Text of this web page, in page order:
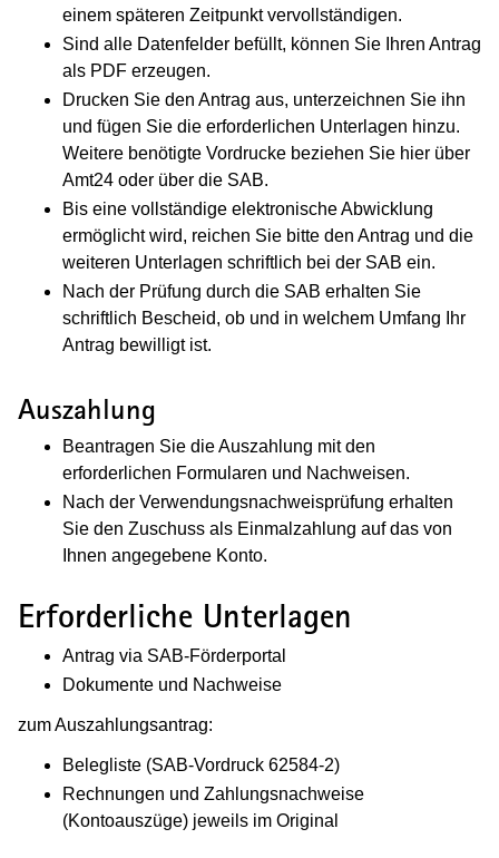
einem späteren Zeitpunkt vervollständigen.
Sind alle Datenfelder befüllt, können Sie Ihren Antrag
als PDF erzeugen.
Drucken Sie den Antrag aus, unterzeichnen Sie ihn
und fügen Sie die erforderlichen Unterlagen hinzu.
Weitere benötigte Vordrucke beziehen Sie hier über
Amt24 oder über die SAB.
Bis eine vollständige elektronische Abwicklung
ermöglicht wird, reichen Sie bitte den Antrag und die
weiteren Unterlagen schriftlich bei der SAB ein.
Nach der Prüfung durch die SAB erhalten Sie
schriftlich Bescheid, ob und in welchem Umfang Ihr
Antrag bewilligt ist.
Auszahlung
Beantragen Sie die Auszahlung mit den
erforderlichen Formularen und Nachweisen.
Nach der Verwendungsnachweisprüfung erhalten
Sie den Zuschuss als Einmalzahlung auf das von
Ihnen angegebene Konto.
Erforderliche Unterlagen
Antrag via SAB-Förderportal
Dokumente und Nachweise
zum Auszahlungsantrag:
Belegliste (SAB-Vordruck 62584-2)
Rechnungen und Zahlungsnachweise
(Kontoauszüge) jeweils im Original